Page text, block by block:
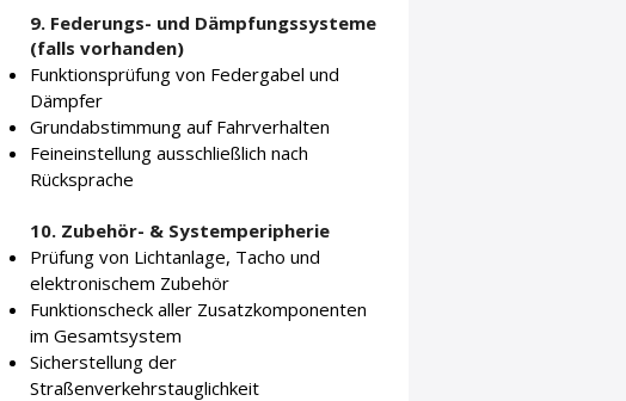
9. Federungs- und Dämpfungssysteme
(falls vorhanden)
Funktionsprüfung von Federgabel und
Dämpfer
Grundabstimmung auf Fahrverhalten
Feineinstellung ausschließlich nach
Rücksprache
10. Zubehör- & Systemperipherie
Prüfung von Lichtanlage, Tacho und
elektronischem Zubehör
Funktionscheck aller Zusatzkomponenten
im Gesamtsystem
Sicherstellung der
Straßenverkehrstauglichkeit